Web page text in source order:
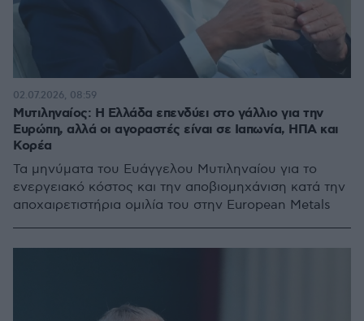
Μυτιληναίος: Η Ελλάδα επενδύει στο γάλλιο για την
Ευρώπη, αλλά οι αγοραστές είναι σε Ιαπωνία, ΗΠΑ και
Κορέα
Τα μηνύματα του Ευάγγελου Μυτιληναίου για το
ενεργειακό κόστος και την αποβιομηχάνιση κατά την
αποχαιρετιστήρια ομιλία του στην European Metals
02.07.2026, 08:59